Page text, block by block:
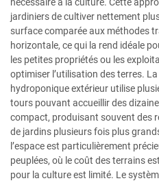
jardiniers de cultiver nettement
surface comparée aux méthodes
horizontale, ce qui la rend idéale
les petites propriétés ou les
optimiser l’utilisation des terres.
hydroponique extérieur utilise
tours pouvant accueillir des
compact, produisant souvent des
de jardins plusieurs fois plus
l’espace est particulièrement
peuplées, où le coût des terrains
pour la culture est limité. Le